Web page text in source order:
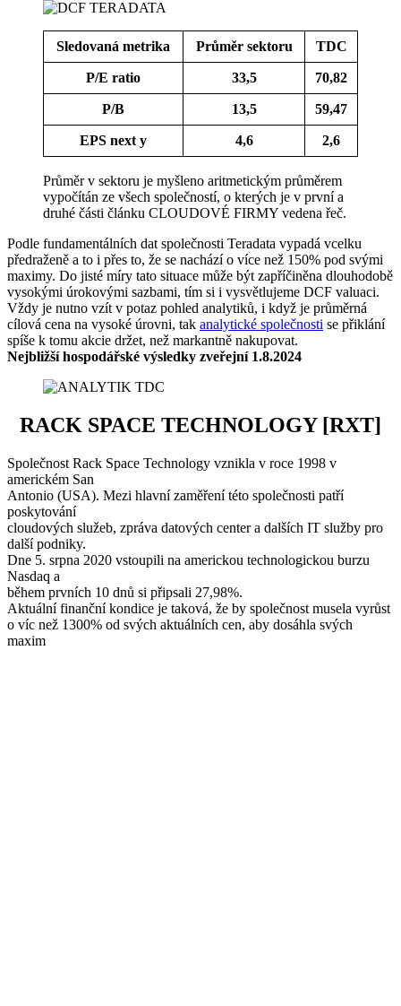
Sledovaná metrika Průměr sektoru TDC
P/E ratio 33,5 70,82
P/B 13,5 59,47
EPS next y 4,6 2,6
Průměr v sektoru je myšleno aritmetickým průměrem
vypočítán ze všech společností, o kterých je v první a
druhé části článku CLOUDOVÉ FIRMY vedena řeč.
Podle fundamentálních dat společnosti Teradata vypadá vcelku
předraženě a to i přes to, že se nachází o více než 150% pod svými
maximy. Do jisté míry tato situace může být zapříčiněna dlouhodobě
vysokými úrokovými sazbami, tím si i vysvětlujeme DCF valuaci.
Vždy je nutno vzít v potaz pohled analytiků, i když je průměrná
cílová cena na vysoké úrovni, tak analytické společnosti se přiklání
spíše k tomu akcie držet, než markantně nakupovat.
Nejbližší hospodářské výsledky zveřejní 1.8.2024
RACK SPACE TECHNOLOGY [RXT]
Společnost Rack Space Technology vznikla v roce 1998 v
americkém San
Antonio (USA). Mezi hlavní zaměření této společnosti patří
poskytování
cloudových služeb, zpráva datových center a dalších IT služby pro
další podniky.
Dne 5. srpna 2020 vstoupili na americkou technologickou burzu
Nasdaq a
během prvních 10 dnů si připsali 27,98%.
Aktuální finanční kondice je taková, že by společnost musela vyrůst
o víc než 1300% od svých aktuálních cen, aby dosáhla svých
maxim